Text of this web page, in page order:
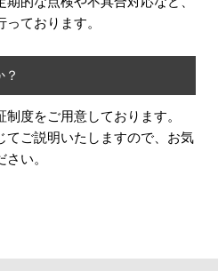
ております。
度をご用意しております。
てご説明いたしますので、お気
い。